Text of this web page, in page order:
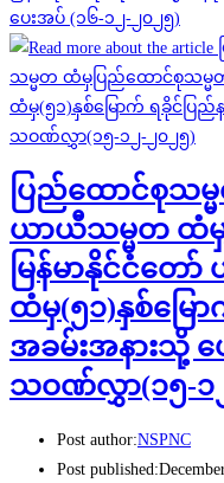
ပေးအပ် (၁၆-၁၂-၂၀၂၅)
ပြည်ထောင်စုသမ္
ယာယီသမ္မတ ထံမှ
မြန်မာနိုင်ငံတေ
ထံမှ(၅၁)နှစ်မြေ
အခမ်းအနားသို့
သဝဏ်လွှာ(၁၅-၁
Post author:NSPNC
Post published: